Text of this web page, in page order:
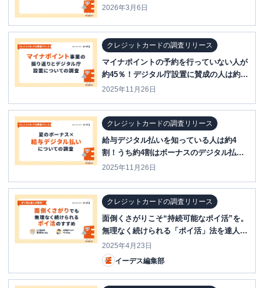
2026年3月6日
クレジットカードの調査リリース
マイナポイントの予約を行っていない人が
約45％！デジタル庁設置に賛成の人は約4
割～9月に終了、開始する社会生活のデジ
2025年11月26日
クレジットカードの調査リリース
給与デジタル払いを知っている人は約4
割！うち約4割はボーナスのデジタル払い
に賛成～夏のボーナスの使い道、コロナ禍
2025年11月26日
クレジットカードの調査リリース
面倒くさがりこそ“持続可能なポイ活”を。
無理なく続けられる「ポイ活」法を達人に
聞いた
2025年4月23日
イーデス編集部